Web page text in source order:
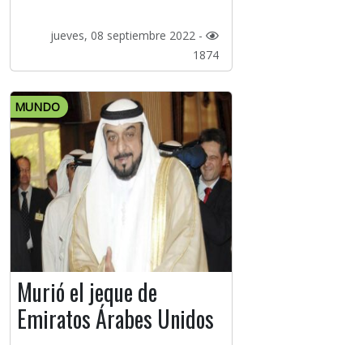
jueves, 08 septiembre 2022 -
1874
MUNDO
Murió el jeque de
Emiratos Árabes Unidos